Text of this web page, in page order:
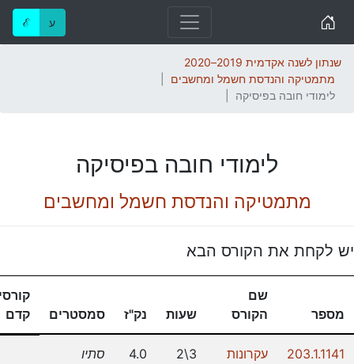
ℰ ע
שנתון לשנה אקדמית 2019–2020
מתמטיקה והנדסת חשמל ומחשבים
לימודי חובה בפיסיקה
לימודי חובה בפיסיקה
מתמטיקה והנדסת חשמל ומחשבים
יש לקחת את הקורס הבא
מספר
שם
הקורס
שעות נק"ז סמסטרים
קדם
203.1.1141
עקרונות
3\2
4.0 סתיו